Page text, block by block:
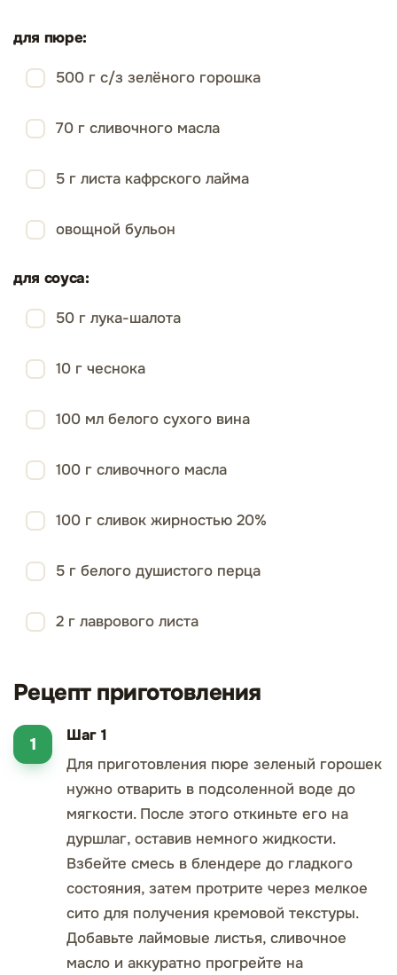
для пюре:
500 г с/з зелёного горошка
70 г сливочного масла
5 г листа кафрского лайма
овощной бульон
для соуса:
50 г лука-шалота
10 г чеснока
100 мл белого сухого вина
100 г сливочного масла
100 г сливок жирностью 20%
5 г белого душистого перца
2 г лаврового листа
Рецепт приготовления
Шаг 1
Для приготовления пюре зеленый горошек
нужно отварить в подсоленной воде до
мягкости. После этого откиньте его на
дуршлаг, оставив немного жидкости.
Взбейте смесь в блендере до гладкого
состояния, затем протрите через мелкое
сито для получения кремовой текстуры.
Добавьте лаймовые листья, сливочное
масло и аккуратно прогрейте на